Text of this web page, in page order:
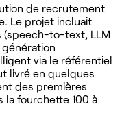
de recrutement
Le projet incluait
(speech-to-text, LLM
via le référentiel
livré en quelques
des premières
la fourchette 100 à